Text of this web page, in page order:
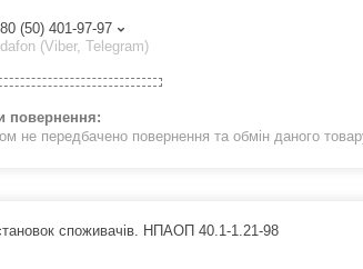
(50) 401-97-97
(Viber, Telegram)
не передбачено повернення та обмін даного
споживачів. НПАОП 40.1-1.21-98